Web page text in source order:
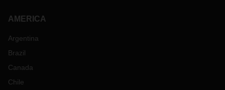
AMERICA
Argentina
Brazil
Canada
Chile